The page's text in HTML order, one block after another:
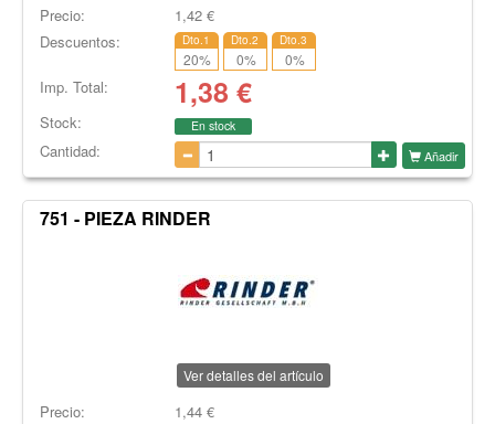
Precio: 1,42€
Descuentos:
Dto.1
20%
Dto.2
0%
Dto.3
0%
Imp. Total: 1,38 €
Stock: En stock
Cantidad: Añadir
751 - PIEZA RINDER
Ver detalles del artículo
Precio: 1,44€